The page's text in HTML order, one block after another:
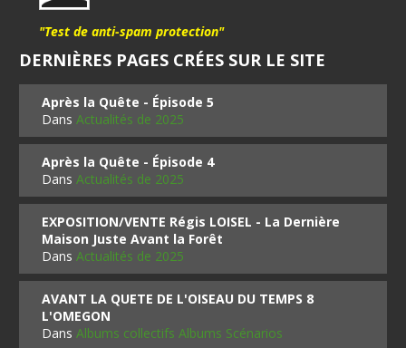
"Test de anti-spam protection"
DERNIÈRES PAGES CRÉES SUR LE SITE
Après la Quête - Épisode 5
DansActualités de 2025
Après la Quête - Épisode 4
DansActualités de 2025
EXPOSITION/VENTE Régis LOISEL - La Dernière
Maison Juste Avant la Forêt
DansActualités de 2025
AVANT LA QUETE DE L'OISEAU DU TEMPS 8
L'OMEGON
DansAlbums collectifs Albums Scénarios